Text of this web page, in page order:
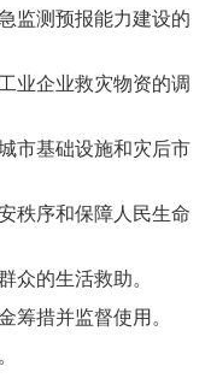
监测预报能力建设的
业企业救灾物资的调
市基础设施和灾后市
秩序和保障人民生命
的生活救助。
措并监督使用。